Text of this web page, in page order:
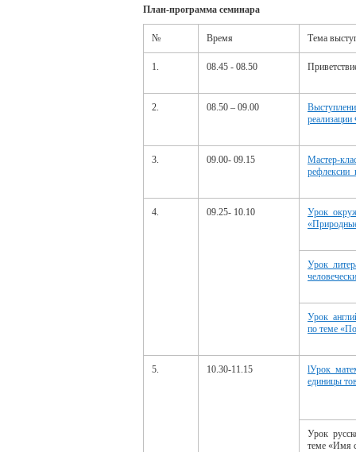
План-программа семинара
№ Время Тема
1. 08.45 - 08.50
2. 08.50 – 09.00
3. 09.00- 09.15
Мастер-
рефлексии
4. 09.25- 10.10
Урок
Урок
Урок
по теме
5. 10.30-11.15
lУрок
единицы
Урок
теме «Имя